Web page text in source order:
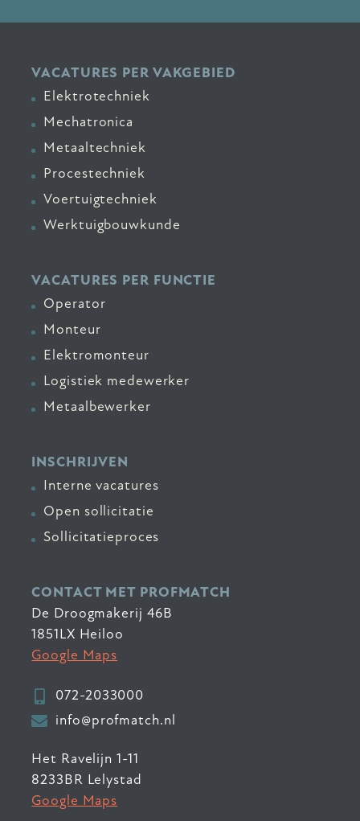
VACATURES PER VAKGEBIED
Elektrotechniek
Mechatronica
Metaaltechniek
Procestechniek
Voertuigtechniek
Werktuigbouwkunde
VACATURES PER FUNCTIE
Operator
Monteur
Elektromonteur
Logistiek medewerker
Metaalbewerker
INSCHRIJVEN
Interne vacatures
Open sollicitatie
Sollicitatieproces
CONTACT MET PROFMATCH
De Droogmakerij 46B
1851LX Heiloo
Google Maps
072-2033000
info@profmatch.nl
Het Ravelijn 1-11
8233BR Lelystad
Google Maps